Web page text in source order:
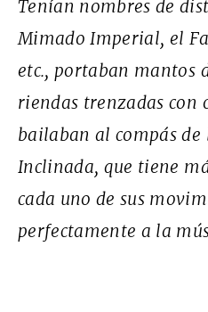
Tenían nombres de
Mimado Imperial, el
etc., portaban mantos
riendas trenzadas con
bailaban al compás de
Inclinada, que tiene
cada uno de sus
perfectamente a la